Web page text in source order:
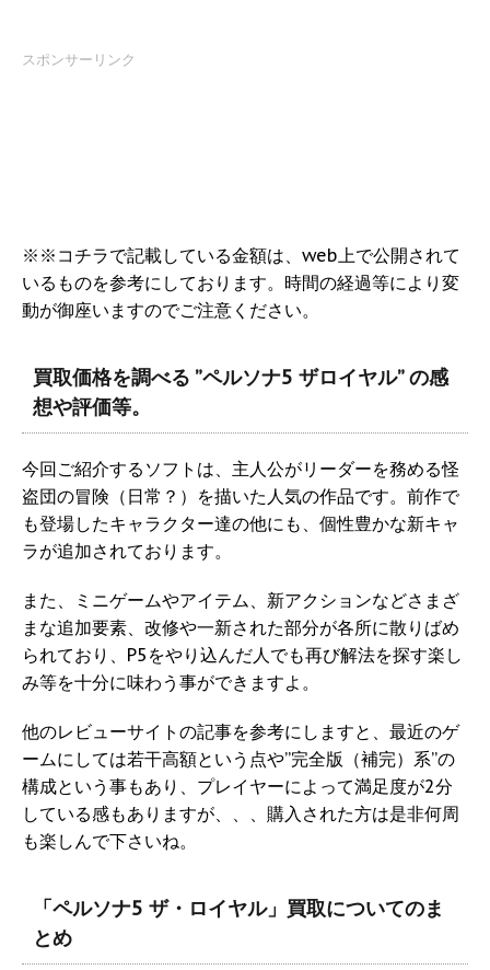
スポンサーリンク
※※コチラで記載している金額は、web上で公開されて
いるものを参考にしております。時間の経過等により変
動が御座いますのでご注意ください。
買取価格を調べる ”ペルソナ5 ザロイヤル” の感
想や評価等。
今回ご紹介するソフトは、主人公がリーダーを務める怪
盗団の冒険（日常？）を描いた人気の作品です。前作で
も登場したキャラクター達の他にも、個性豊かな新キャ
ラが追加されております。
また、ミニゲームやアイテム、新アクションなどさまざ
まな追加要素、改修や一新された部分が各所に散りばめ
られており、P5をやり込んだ人でも再び解法を探す楽し
み等を十分に味わう事ができますよ。
他のレビューサイトの記事を参考にしますと、最近のゲ
ームにしては若干高額という点や”完全版（補完）系”の
構成という事もあり、プレイヤーによって満足度が2分
している感もありますが、、、購入された方は是非何周
も楽しんで下さいね。
「ペルソナ5 ザ・ロイヤル」買取についてのま
とめ